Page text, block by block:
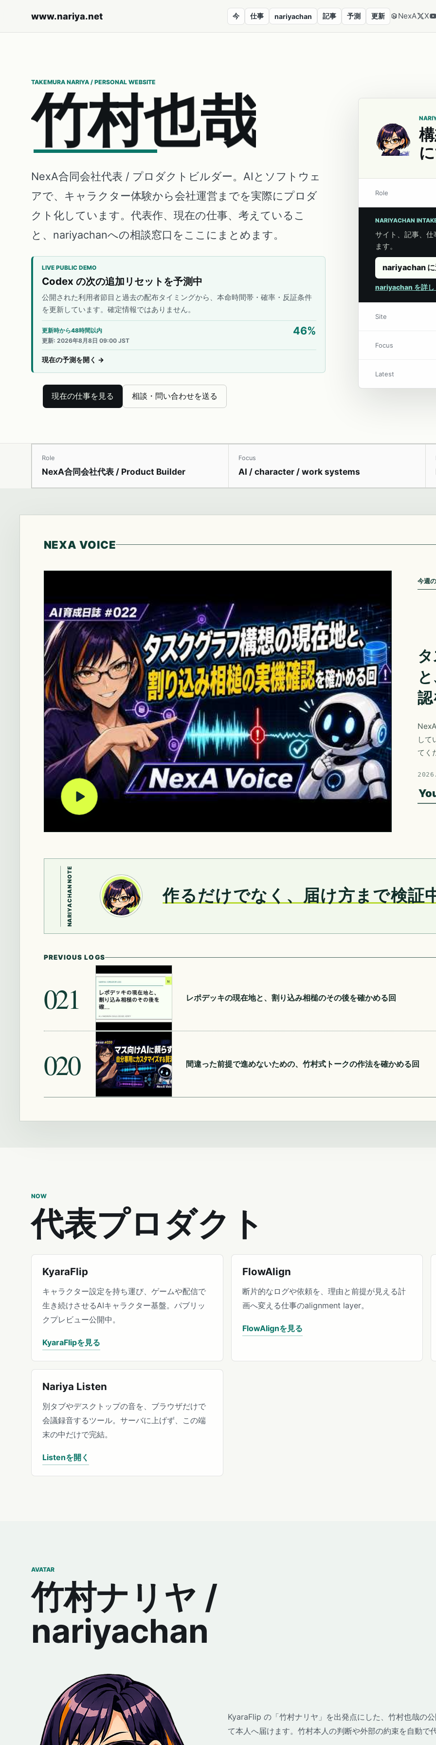
www.nariya.net 今 仕事 nariyachan 記事 予測 更新 NexA X
TAKEMURA NARIYA / PERSONAL WEBSITE
竹村也哉
NexA合同会社代表 / プロダクトビルダー。AIとソフトウェ
アで、キャラクター体験から会社運営までを実際にプロダ
クト化しています。代表作、現在の仕事、考えているこ
と、nariyachanへの相談窓口をここにまとめます。
LIVE PUBLIC DEMO
Codex の次の追加リセットを予測中
公開された利用者節目と過去の配布タイミングから、本命時間帯・確率・反証条件
を更新しています。確定情報ではありません。
更新時から48時間以内 46%
更新: 2026年8月8日 09:00 JST
現在の予測を開く →
現在の仕事を見る 相談・問い合わせを送る
Role
NARIYACHAN
サイト、記事、
ます。
nariyachan に
nariyachan を詳し
Site
Focus
Latest
Role
NexA合同会社代表 / Product Builder
Focus
AI / character / work systems
NEXA VOICE
今週
認
して
てく
NARIYACHAN NOTE 作るだけでなく、届け方まで検証
PREVIOUS LOGS
021 レポデッキの現在地と、割り込み相槌のその後を確かめる回
020 間違った前提で進めないための、竹村式トークの作法を確かめる回
NOW
代表プロダクト
KyaraFlip
キャラクター設定を持ち運び、ゲームや配信で
生き続けさせるAIキャラクター基盤。パブリッ
クプレビュー公開中。
KyaraFlipを見る
FlowAlign
断片的なログや依頼を、理由と前提が見える計
画へ変える仕事のalignment layer。
FlowAlignを見る
Nariya Listen
別タブやデスクトップの音を、ブラウザだけで
会議録音するツール。サーバに上げず、この端
末の中だけで完結。
Listenを開く
AVATAR
竹村ナリヤ /
nariyachan
KyaraFlip の「竹村ナリヤ」を出発点にした、竹村也哉の
て本人へ届けます。竹村本人の判断や外部の約束を自動で